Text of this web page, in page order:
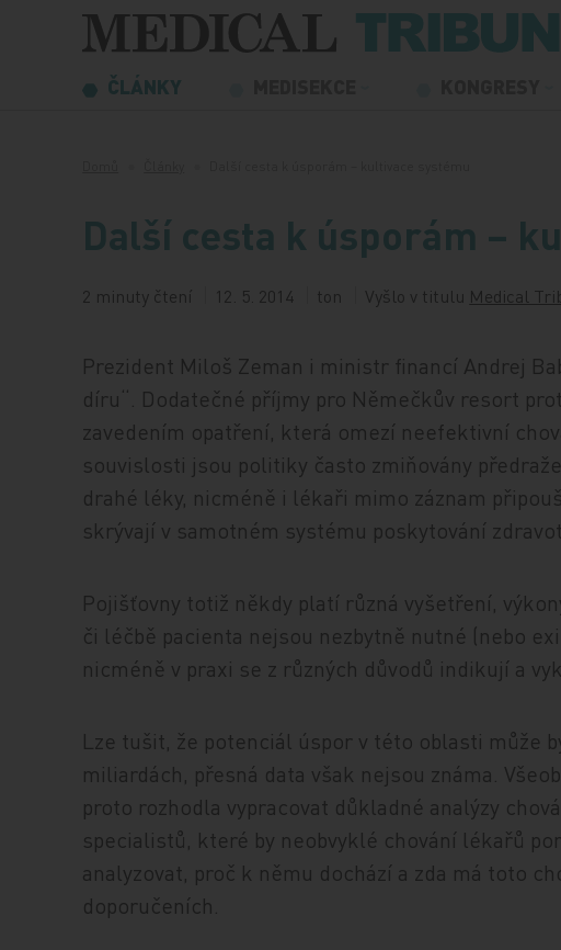
Přeskočit na obsah
ČLÁNKY
Další cesta k úsporám –
2 minuty čtení 12. 5. 2014 ton Vyšlo v titulu Medical
Prezident Miloš Zeman i ministr financí Andrej
díru“. Dodatečné příjmy pro Němečkův resort
zavedením opatření, která omezí neefektivní
souvislosti jsou politiky často zmiňovány
drahé léky, nicméně i lékaři mimo záznam
skrývají v samotném systému poskytování
Pojišťovny totiž někdy platí různá vyšetření,
či léčbě pacienta nejsou nezbytně nutné (nebo
nicméně v praxi se z různých důvodů indikují a
Lze tušit, že potenciál úspor v této oblasti může
miliardách, přesná data však nejsou známa.
proto rozhodla vypracovat důkladné analýzy
specialistů, které by neobvyklé chování lékařů
analyzovat, proč k němu dochází a zda má toto
doporučeních.